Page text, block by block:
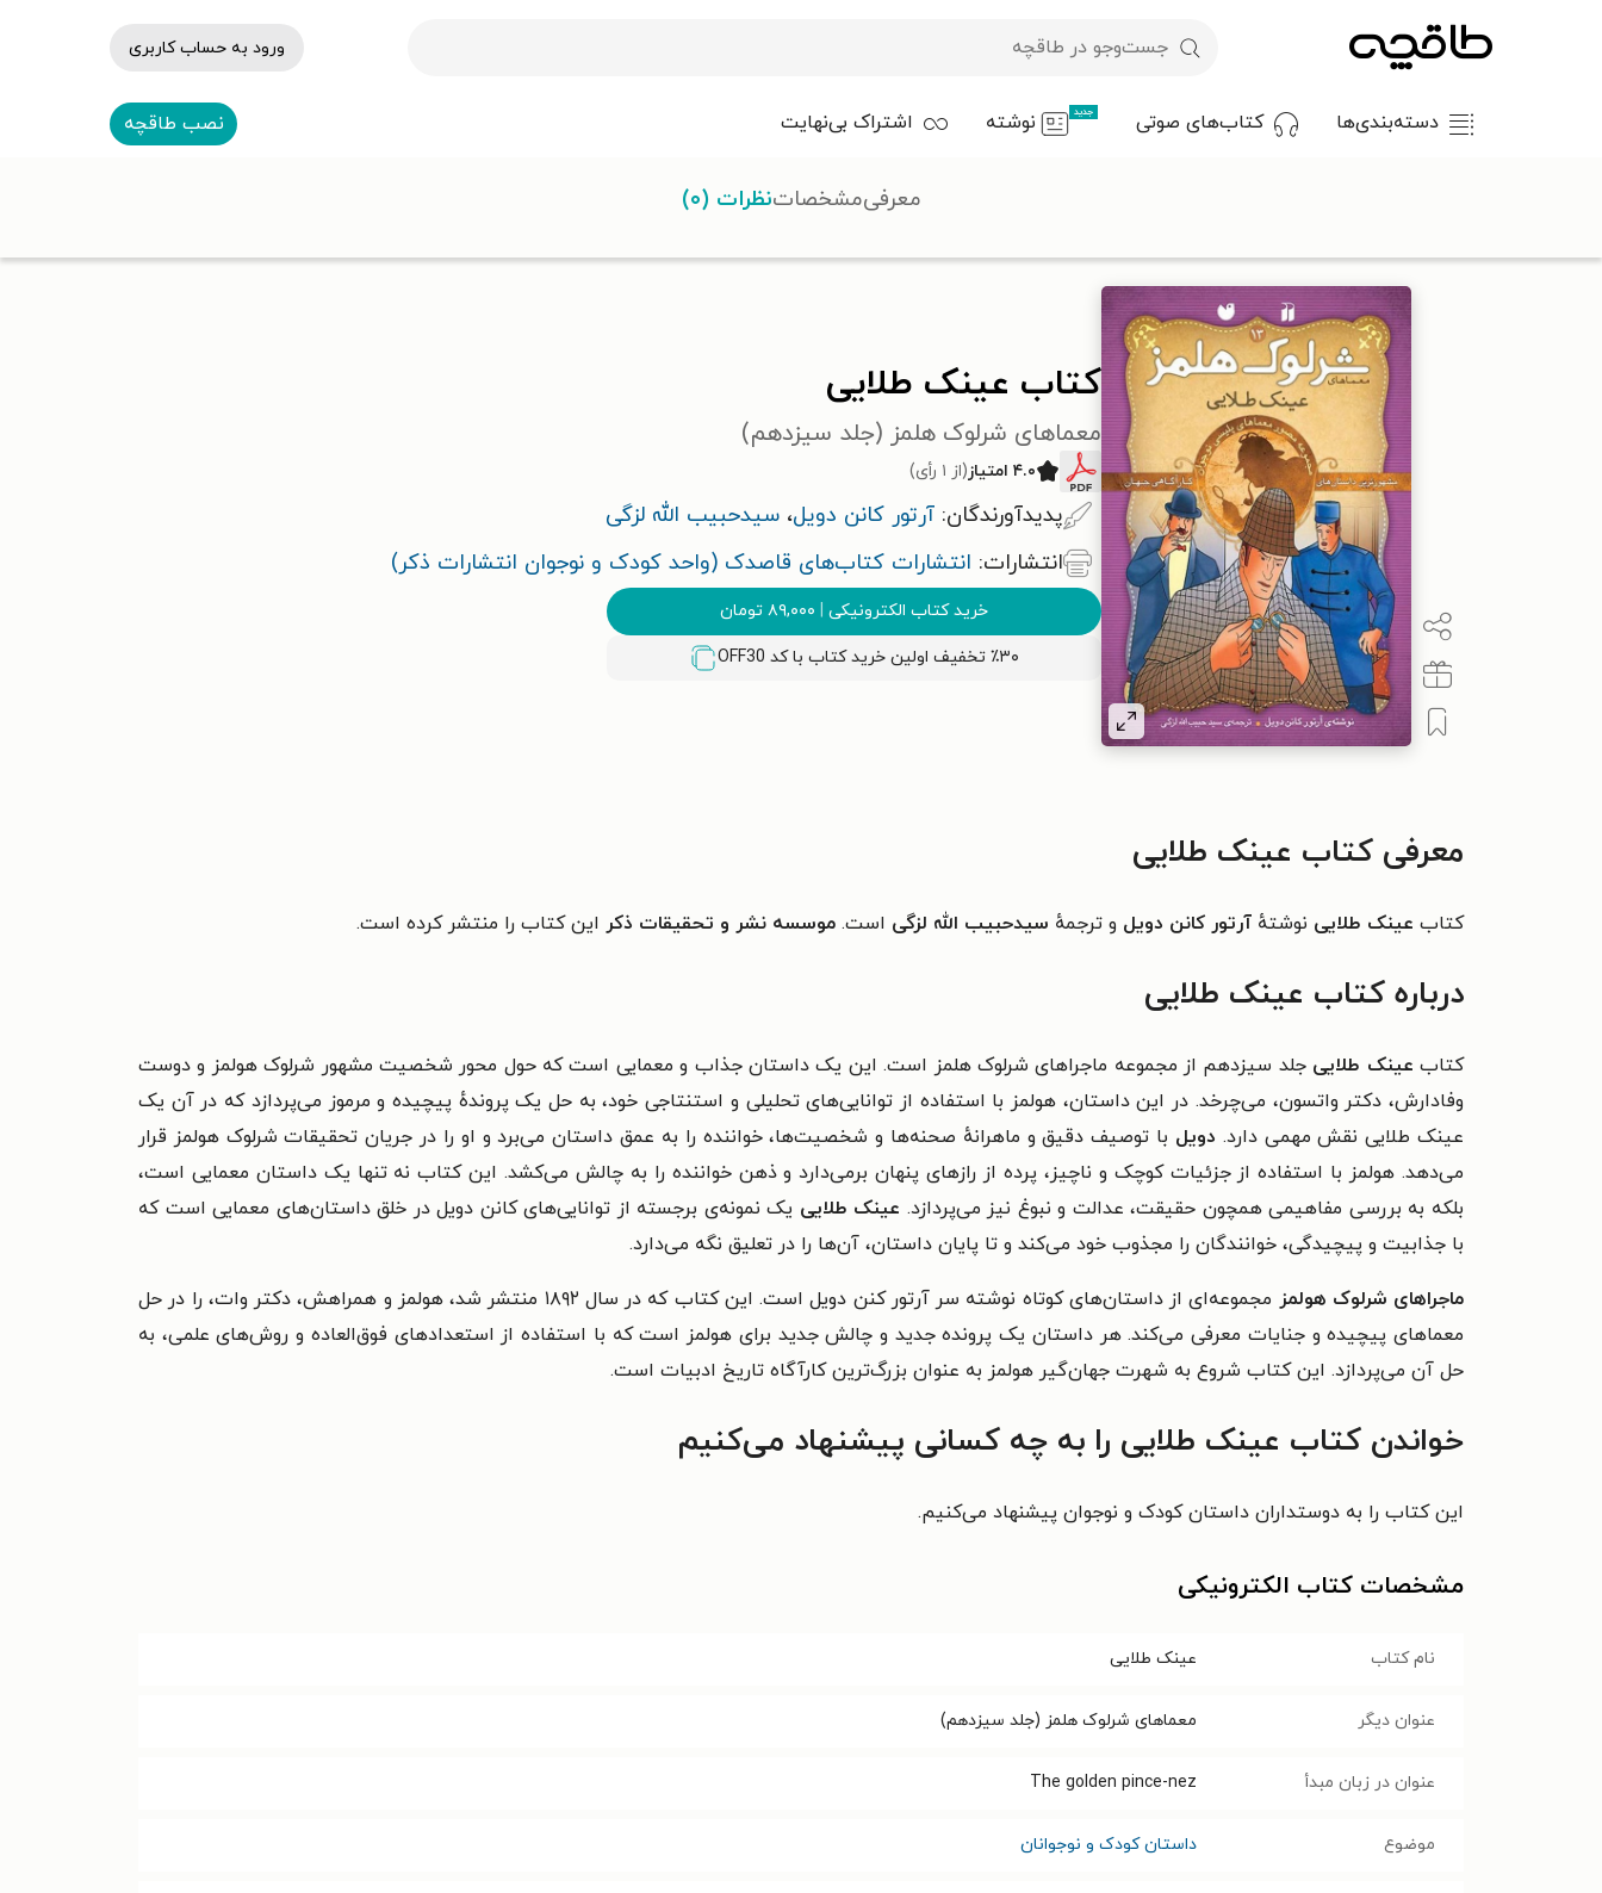
ورود به حساب کاربری
دسته‌بندی‌ها کتاب‌های صوتی جدید نوشته اشتراک بی‌نهایت نصب طاقچه
کتاب عینک طلایی
معماهای شرلوک هلمز (جلد سیزدهم)
۴.۰ امتیاز (از ۱ رأی)
پدیدآورندگان: آرتور کانن دویل، سیدحبیب الله لزگی
انتشارات: انتشارات کتاب‌های قاصدک (واحد کودک و نوجوان انتشارات ذکر)
خرید کتاب الکترونیکی | ۸۹,۰۰۰ تومان
٪۳۰ تخفیف اولین خرید کتاب با کد OFF30
معرفیمشخصاتنظرات (۰)
معرفی کتاب عینک طلایی
کتاب عینک طلایی نوشتهٔ آرتور کانن دویل و ترجمهٔ سیدحبیب الله لزگی است. موسسه نشر و تحقیقات ذکر این کتاب را منتشر کرده است.
درباره کتاب عینک طلایی
کتابعینک طلایی جلد سیزدهم از مجموعه ماجراهای شرلوک هلمز است. این یک داستان جذاب و معمایی است که حول محور شخصیت مشهور شرلوک هولمز و دوست
وفادارش، دکتر واتسون، می‌چرخد. در این داستان، هولمز با استفاده از توانایی‌های تحلیلی و استنتاجی خود، به حل یک پرونده‌ٔ پیچیده و مرموز می‌پردازد که در آن یک
عینک طلایی نقش مهمی دارد. دویل با توصیف دقیق و ماهرانهٔ صحنه‌ها و شخصیت‌ها، خواننده را به عمق داستان می‌برد و او را در جریان تحقیقات شرلوک هولمز قرار
می‌دهد. هولمز با استفاده از جزئیات کوچک و ناچیز، پرده از رازهای پنهان برمی‌دارد و ذهن خواننده را به چالش می‌کشد. این کتاب نه تنها یک داستان معمایی است،
بلکه به بررسی مفاهیمی همچون حقیقت، عدالت و نبوغ نیز می‌پردازد. عینک طلایی یک نمونه‌ی برجسته از توانایی‌های کانن دویل در خلق داستان‌های معمایی است که
با جذابیت و پیچیدگی، خوانندگان را مجذوب خود می‌کند و تا پایان داستان، آن‌ها را در تعلیق نگه می‌دارد.
ماجراهای شرلوک هولمز
مجموعه‌ای از داستان‌های کوتاه نوشته سر آرتور کنن دویل است. این کتاب که در سال ۱۸۹۲ منتشر شد، هولمز و همراهش، دکتر وات، را در حل
معماهای پیچیده و جنایات معرفی می‌کند. هر داستان یک پرونده جدید و چالش جدید برای هولمز است که با استفاده از استعدادهای فوق‌العاده و روش‌های علمی، به
حل آن می‌پردازد. این کتاب شروع به شهرت جهان‌گیر هولمز به عنوان بزرگ‌ترین کارآگاه تاریخ ادبیات است.
خواندن کتاب عینک طلایی را به چه کسانی پیشنهاد می‌کنیم
این کتاب را به دوستداران داستان کودک و نوجوان پیشنهاد می‌کنیم.
مشخصات کتاب الکترونیکی
نام کتاب عینک طلایی
عنوان دیگر معماهای شرلوک هلمز (جلد سیزدهم)
عنوان در زبان مبدأ The golden pince-nez
موضوع داستان کودک و نوجوانان